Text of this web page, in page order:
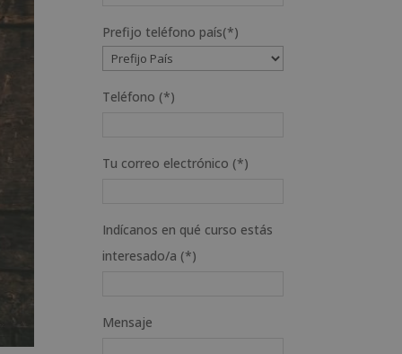
Prefijo teléfono país(*)
Teléfono (*)
Tu correo electrónico (*)
Indícanos en qué curso estás
interesado/a (*)
Mensaje